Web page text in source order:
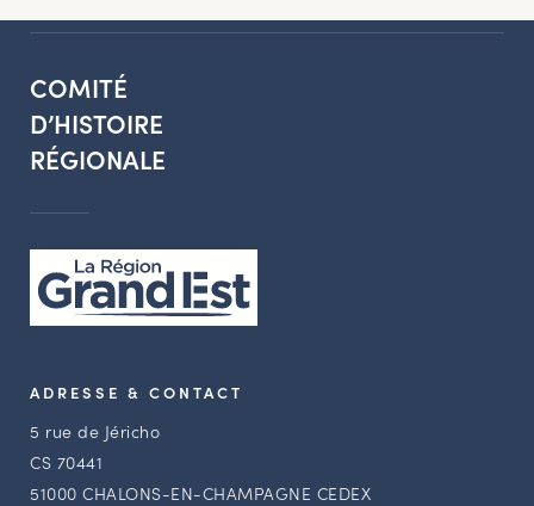
COMITÉ
D’HISTOIRE
RÉGIONALE
ADRESSE & CONTACT
5 rue de Jéricho
CS 70441
51000 CHALONS-EN-CHAMPAGNE CEDEX